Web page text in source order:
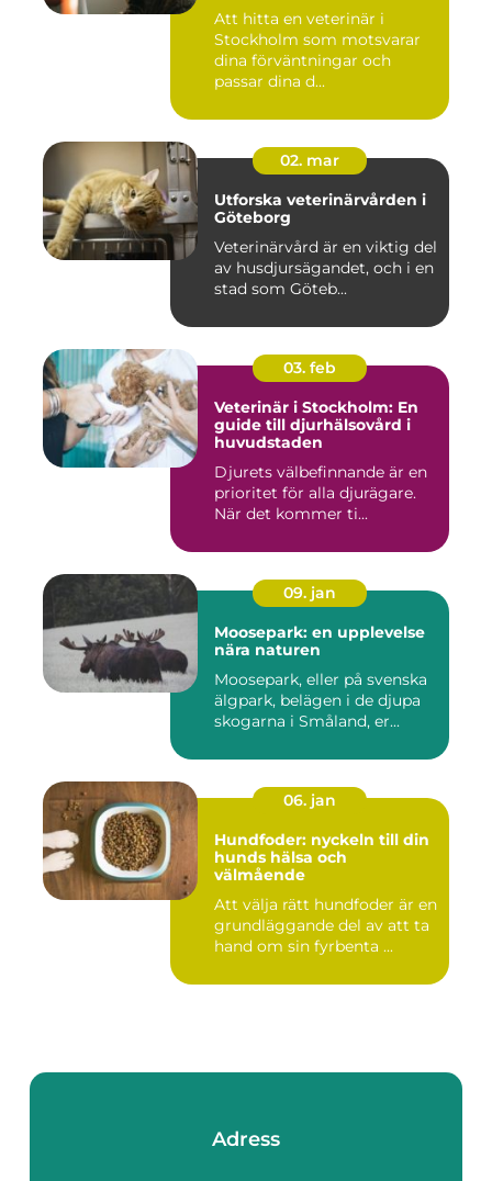
Att hitta en veterinär i
Stockholm som motsvarar
dina förväntningar och
passar dina d...
02. mar
Utforska veterinärvården i
Göteborg
Veterinärvård är en viktig del
av husdjursägandet, och i en
stad som Göteb...
03. feb
Veterinär i Stockholm: En
guide till djurhälsovård i
huvudstaden
Djurets välbefinnande är en
prioritet för alla djurägare.
När det kommer ti...
09. jan
Moosepark: en upplevelse
nära naturen
Moosepark, eller på svenska
älgpark, belägen i de djupa
skogarna i Småland, er...
06. jan
Hundfoder: nyckeln till din
hunds hälsa och
välmående
Att välja rätt hundfoder är en
grundläggande del av att ta
hand om sin fyrbenta ...
Adress